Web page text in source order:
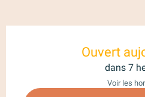
Ouvert
dans 7
Voir les